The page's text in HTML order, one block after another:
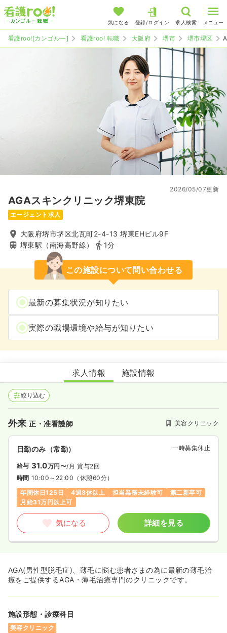
気になる 登録/ログイン 求人検索 メニュー
看護roo![カンゴルー] 看護roo! 転職 大阪府 堺市 堺市堺区
AGAスキンクリニック堺東院
2026/05/07更新
エージェント求人
大阪府堺市堺区北瓦町2-4-13 堺東EHビル9F
堺東駅（南海高野線）
1分
この施設について問い合わせる
最新の募集状況が知りたい
実際の職場環境や給与が知りたい
AGAスキンクリニック堺東院
求人情報 施設情報
絞り込む
外来正・准看護師 美容クリニック
日勤のみ（常勤） 一時募集休止
給与 31.0万円〜/月 賞与2回
時間 10:00～22:00 （休憩60分）
年間休日125日
4週8休以上 担当業務未経験可
第二新卒可
月給31万円以上可
気になる 詳細を見る
AGA(男性型脱毛症)、薄毛に悩む患者さまの為に最新の薄毛治
療をご提供するAGA・薄毛治療専門のクリニックです。
施設形態・診療科目
美容クリニック